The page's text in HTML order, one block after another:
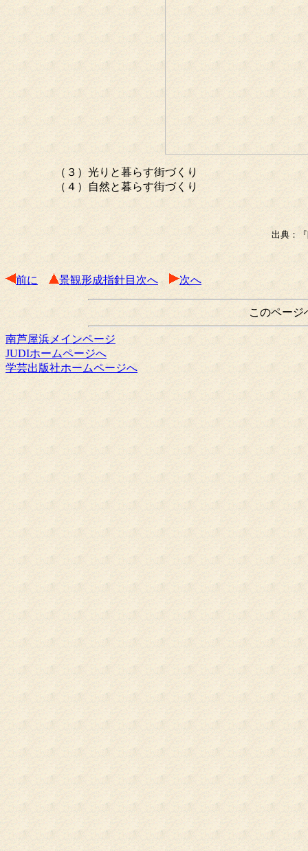
（３）光りと暮らす街づくり
（４）自然と暮らす街づくり
出典：
前に 景観形成指針目次へ 次へ
このページ
南芦屋浜メインページ
JUDIホームページへ
学芸出版社ホームページへ